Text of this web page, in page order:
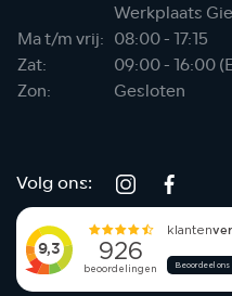
Werkplaats
Ma t/m vrij: 08:00 - 17:15
Zat:
09:00 - 16:00
Zon:
Gesloten
Volg ons: